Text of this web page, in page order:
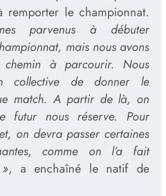
le championnat.
parvenus à débuter
mais nous avons
chemin à parcourir. Nous
collective de donner le
match. A partir de là, on
futur nous réserve. Pour
on devra passer certaines
comme on l’a fait
, a enchaîné le natif de